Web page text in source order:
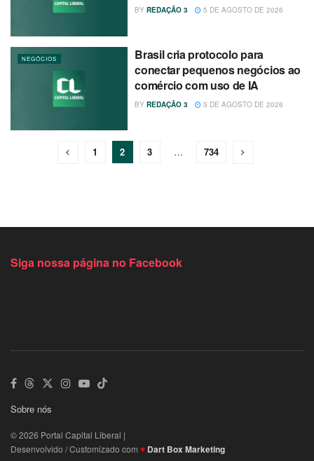
BY REDAÇÃO 3 5 DE AGOSTO DE 2026
NEGÓCIOS
Brasil cria protocolo para
conectar pequenos negócios ao
comércio com uso de IA
BY REDAÇÃO 3 5 DE AGOSTO DE 2026
1 2 3 … 734
Siga nossa página no Facebook
Sobre nós
© 2026 Portal Capital Liberal |
Desenvolvido / Customizado com ♥ Dart Box Marketing